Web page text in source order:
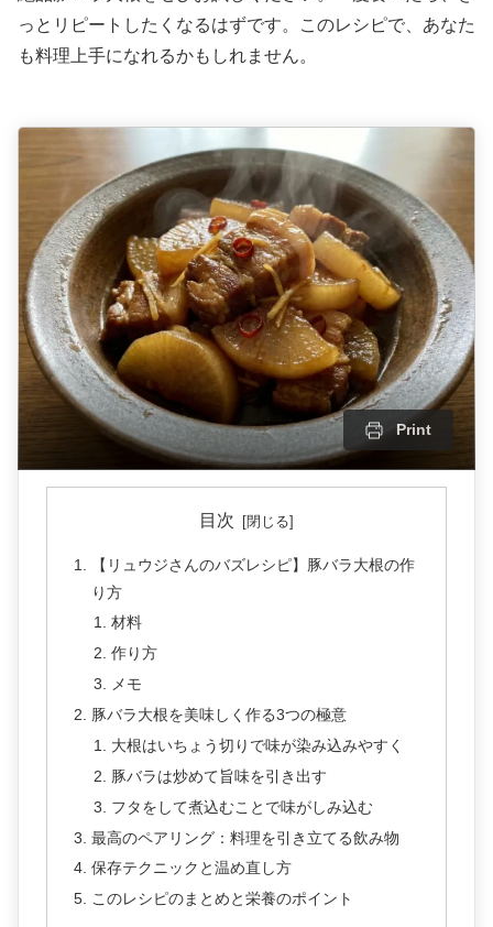
っとリピートしたくなるはずです。このレシピで、あなた
も料理上手になれるかもしれません。
Print
目次
【リュウジさんのバズレシピ】豚バラ大根の作
り方
材料
作り方
メモ
豚バラ大根を美味しく作る3つの極意
大根はいちょう切りで味が染み込みやすく
豚バラは炒めて旨味を引き出す
フタをして煮込むことで味がしみ込む
最高のペアリング：料理を引き立てる飲み物
保存テクニックと温め直し方
このレシピのまとめと栄養のポイント